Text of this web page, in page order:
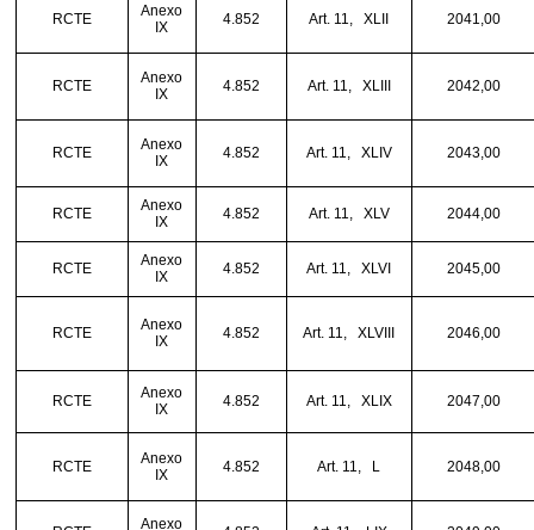
RCTE
Anexo
IX
4.852 Art. 11, XLII 2041,00
RCTE
Anexo
IX
4.852 Art. 11, XLIII 2042,00
RCTE
Anexo
IX
4.852 Art. 11, XLIV 2043,00
RCTE
Anexo
IX
4.852 Art. 11, XLV 2044,00
RCTE
Anexo
IX
4.852 Art. 11, XLVI 2045,00
RCTE
Anexo
IX
4.852 Art. 11, XLVIII 2046,00
RCTE
Anexo
IX
4.852 Art. 11, XLIX 2047,00
RCTE
Anexo
IX
4.852 Art. 11, L 2048,00
Anexo